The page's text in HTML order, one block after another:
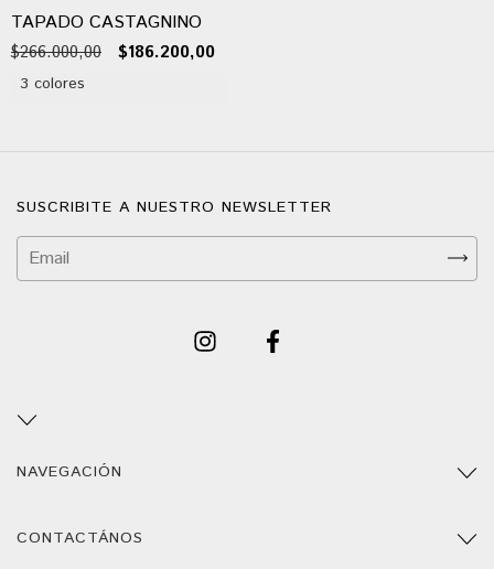
TAPADO CASTAGNINO
$266.000,00 $186.200,00
3 colores
SUSCRIBITE A NUESTRO NEWSLETTER
NAVEGACIÓN
CONTACTÁNOS